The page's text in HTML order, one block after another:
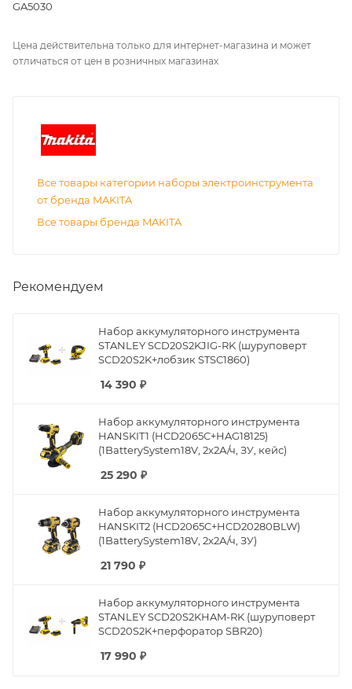
GA5030
Цена действительна только для интернет-магазина и может
отличаться от цен в розничных магазинах
Все товары категории наборы электроинструмента
от бренда MAKITA
Все товары бренда MAKITA
Рекомендуем
Набор аккумуляторного инструмента
STANLEY SCD20S2KJIG-RK (шуруповерт
SCD20S2K+лобзик STSC1860)
14 390 ₽
Набор аккумуляторного инструмента
HANSKIT1 (HCD2065C+HAG18125)
(1BatterySystem18V, 2x2А/ч, ЗУ, кейс)
25 290 ₽
Набор аккумуляторного инструмента
HANSKIT2 (HCD2065C+HCD20280BLW)
(1BatterySystem18V, 2x2А/ч, ЗУ)
21 790 ₽
Набор аккумуляторного инструмента
STANLEY SCD20S2KHAM-RK (шуруповерт
SCD20S2K+перфоратор SBR20)
17 990 ₽